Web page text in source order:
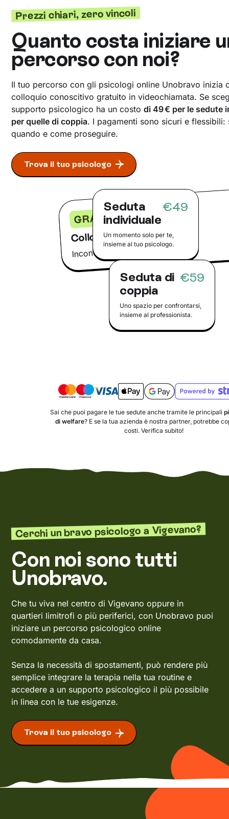
Colloquio conoscitivo
GRATIS
Incontra il tuo psicologo online
Prezzi chiari, zero vincoli
Quanto costa iniziare
percorso con noi?
Il tuo percorso con gli psicologi online Unobravo inizia
colloquio conoscitivo gratuito in videochiamata. Se
supporto psicologico ha un costodi 49 € per le sedute
per quelle di coppia. I pagamenti sono sicuri e flessibili:
quando e come proseguire.
Trova il tuo psicologo
Seduta
individuale
€49
Un momento solo per te,
insieme al tuo psicologo.
Seduta di
coppia
€59
Uno spazio per confrontarsi,
insieme al professionista.
Sai che puoi pagare le tue sedute anche tramite le principali
di welfare? E se la tua azienda è nostra partner, potrebbe
costi. Verifica subito!
Cerchi un bravo psicologo a Vigevano?
Con noi sono tutti
Unobravo.
Che tu viva nel centro di Vigevano oppure in
quartieri limitrofi o più periferici, con Unobravo puoi
iniziare un percorso psicologico online
comodamente da casa.
Senza la necessità di spostamenti, può rendere più
semplice integrare la terapia nella tua routine e
accedere a un supporto psicologico il più possibile
in linea con le tue esigenze.
Trova il tuo psicologo